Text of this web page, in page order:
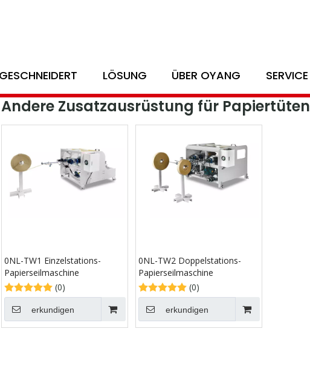
LÖSUNG ÜBER OYANG SERVICE
Branche
Andere Zusatzausrüstung für Papiertüten
0NL-TW1 Einzelstations-
Papierseilmaschine
(0)
erkundigen
0NL-TW2 Doppelstations-
Papierseilmaschine
(0)
erkundigen